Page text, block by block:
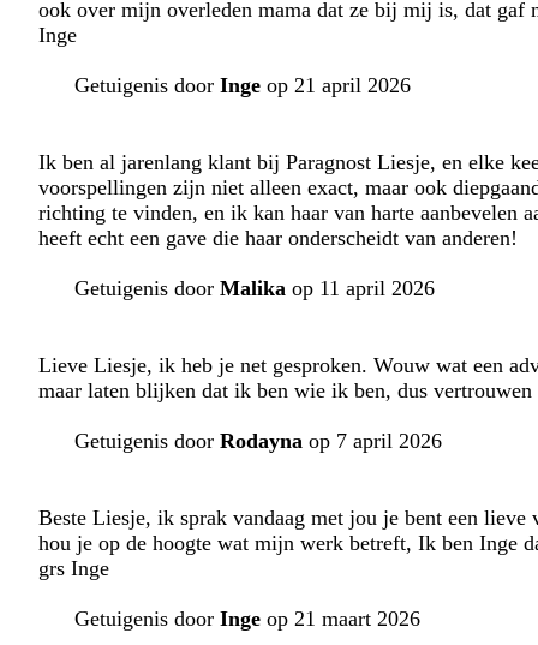
ook over mijn overleden mama dat ze bij mij is, dat gaf
Inge
Getuigenis door Inge op 21 april 2026
Ik ben al jarenlang klant bij Paragnost Liesje, en elke
voorspellingen zijn niet alleen exact, maar ook
richting te vinden, en ik kan haar van harte aanbevelen
heeft echt een gave die haar onderscheidt van anderen!
Getuigenis door Malika op 11 april 2026
Lieve Liesje, ik heb je net gesproken. Wouw wat een
maar laten blijken dat ik ben wie ik ben, dus
Getuigenis door Rodayna op 7 april 2026
Beste Liesje, ik sprak vandaag met jou je bent een
hou je op de hoogte wat mijn werk betreft, Ik ben Inge
grs Inge
Getuigenis door Inge op 21 maart 2026